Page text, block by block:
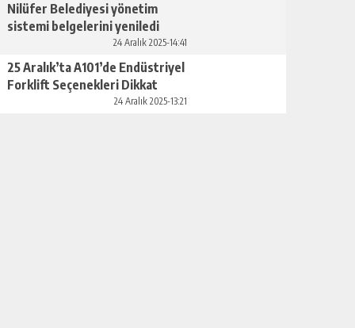
Nilüfer Belediyesi yönetim
sistemi belgelerini yeniledi
24 Aralık 2025-14:41
25 Aralık’ta A101’de Endüstriyel
Forklift Seçenekleri Dikkat
24 Aralık 2025-13:21